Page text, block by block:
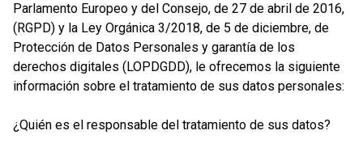
Parlamento Europeo y del Consejo, de 27 de abril de 2016,
(RGPD) y la Ley Orgánica 3/2018, de 5 de diciembre, de
Protección de Datos Personales y garantía de los
derechos digitales (LOPDGDD), le ofrecemos la siguiente
información sobre el tratamiento de sus datos personales:
¿Quién es el responsable del tratamiento de sus datos?